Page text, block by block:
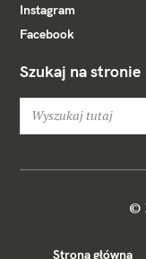
Instagram
Facebook
Szukaj na stronie
Strona główna
©